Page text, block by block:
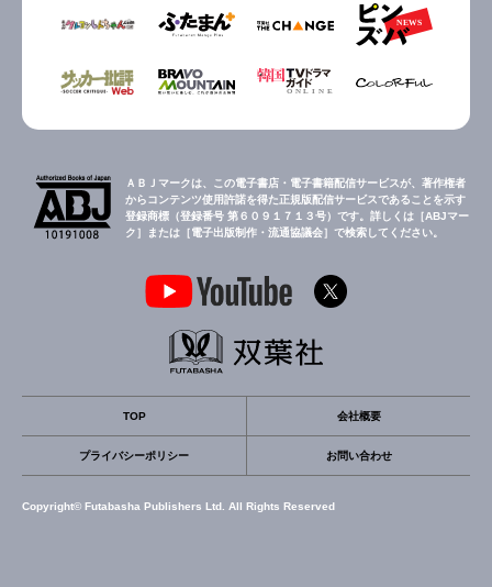
ＡＢＪマークは、この電子書店・電子書籍配信サービスが、著作権者
からコンテンツ使用許諾を得た正規版配信サービスであることを示す
登録商標（登録番号 第６０９１７１３号）です。詳しくは［ABJマー
ク］または［電子出版制作・流通協議会］で検索してください。
TOP 会社概要
プライバシーポリシー お問い合わせ
Copyright© Futabasha Publishers Ltd. All Rights Reserved